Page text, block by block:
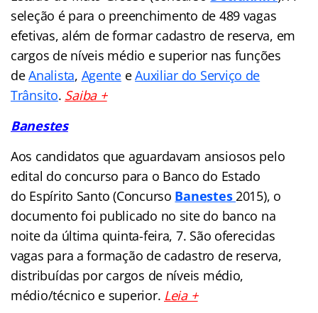
seleção é para o preenchimento de 489 vagas
efetivas, além de formar cadastro de reserva, em
cargos de níveis médio e superior nas funções
deAnalista, AgenteeAuxiliar do Serviço de
Trânsito. Saiba +
Banestes
Aos candidatos que aguardavam ansiosos pelo
edital do concurso para o Banco do Estado
do Espírito Santo (Concurso Banestes2015), o
documento foi publicado no site do banco na
noite da última quinta-feira, 7. São oferecidas
vagas para a formação de cadastro de reserva,
distribuídas por cargos de níveis médio,
médio/técnico e superior. Leia +